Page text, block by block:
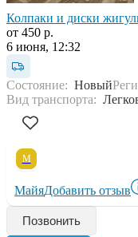
Колпаки и диски
от 450 р.
6 июня, 12:32
Состояние: Новый
Вид транспорта:
М
МайяДобавить отзыв
Позвонить